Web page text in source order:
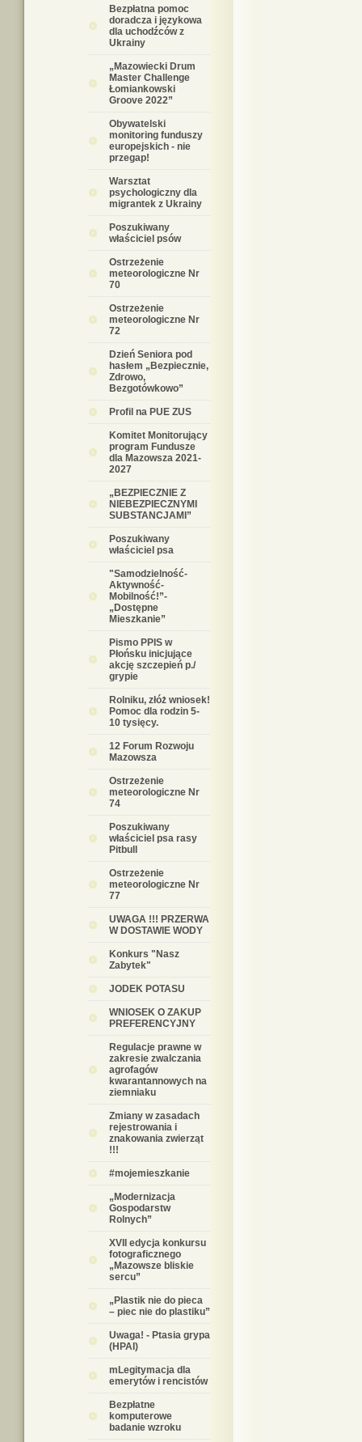
Bezpłatna pomoc
doradcza i językowa
dla uchodźców z
Ukrainy
„Mazowiecki Drum
Master Challenge
Łomiankowski
Groove 2022”
Obywatelski
monitoring funduszy
europejskich - nie
przegap!
Warsztat
psychologiczny dla
migrantek z Ukrainy
Poszukiwany
właściciel psów
Ostrzeżenie
meteorologiczne Nr
70
Ostrzeżenie
meteorologiczne Nr
72
Dzień Seniora pod
hasłem „Bezpiecznie,
Zdrowo,
Bezgotówkowo”
Profil na PUE ZUS
Komitet Monitorujący
program Fundusze
dla Mazowsza 2021-
2027
„BEZPIECZNIE Z
NIEBEZPIECZNYMI
SUBSTANCJAMI”
Poszukiwany
właściciel psa
"Samodzielność-
Aktywność-
Mobilność!”-
„Dostępne
Mieszkanie”
Pismo PPIS w
Płońsku inicjujące
akcję szczepień p./
grypie
Rolniku, złóż wniosek!
Pomoc dla rodzin 5-
10 tysięcy.
12 Forum Rozwoju
Mazowsza
Ostrzeżenie
meteorologiczne Nr
74
Poszukiwany
właściciel psa rasy
Pitbull
Ostrzeżenie
meteorologiczne Nr
77
UWAGA !!! PRZERWA
W DOSTAWIE WODY
Konkurs "Nasz
Zabytek"
JODEK POTASU
WNIOSEK O ZAKUP
PREFERENCYJNY
Regulacje prawne w
zakresie zwalczania
agrofagów
kwarantannowych na
ziemniaku
Zmiany w zasadach
rejestrowania i
znakowania zwierząt
!!!
#mojemieszkanie
„Modernizacja
Gospodarstw
Rolnych”
XVII edycja konkursu
fotograficznego
„Mazowsze bliskie
sercu”
„Plastik nie do pieca
– piec nie do plastiku”
Uwaga! - Ptasia grypa
(HPAI)
mLegitymacja dla
emerytów i rencistów
Bezpłatne
komputerowe
badanie wzroku